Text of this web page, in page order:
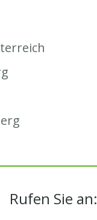
Rufen Sie an: